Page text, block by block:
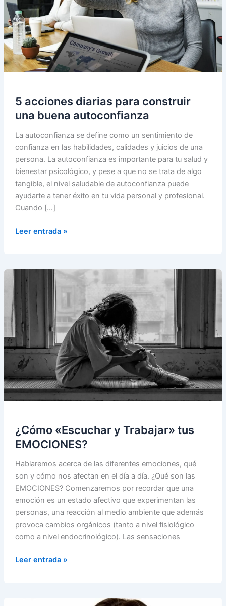
5 acciones diarias para construir
una buena autoconfianza
La autoconfianza se define como un sentimiento de
confianza en las habilidades, calidades y juicios de una
persona. La autoconfianza es importante para tu salud y
bienestar psicológico, y pese a que no se trata de algo
tangible, el nivel saludable de autoconfianza puede
ayudarte a tener éxito en tu vida personal y profesional.
Cuando […]
5
para
construir
una
buena
autoconfianza
Leer entrada »
¿Cómo «Escuchar y Trabajar» tus
EMOCIONES?
Hablaremos acerca de las diferentes emociones, qué
son y cómo nos afectan en el día a día. ¿Qué son las
EMOCIONES? Comenzaremos por recordar que una
emoción es un estado afectivo que experimentan las
personas, una reacción al medio ambiente que además
provoca cambios orgánicos (tanto a nivel fisiológico
como a nivel endocrinológico). Las sensaciones
¿Cómo
Leer entrada »